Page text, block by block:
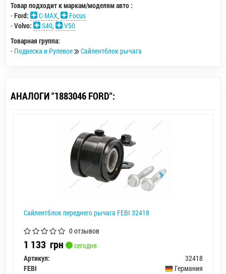
Товар подходит к маркам/моделям авто :
-Ford: C-MAX,
Focus
-Volvo: S40,
V50
Товарная группа:
- Подвеска и Рулевое Сайлентблок рычага
АНАЛОГИ "1883046 FORD":
Сайлентблок переднего рычага FEBI 32418
0 отзывов
1 133 грн
сегодня
Артикул:
32418
FEBI
Германия